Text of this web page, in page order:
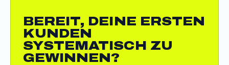
BEREIT, DEINE ERSTEN
KUNDEN
SYSTEMATISCH ZU
GEWINNEN?